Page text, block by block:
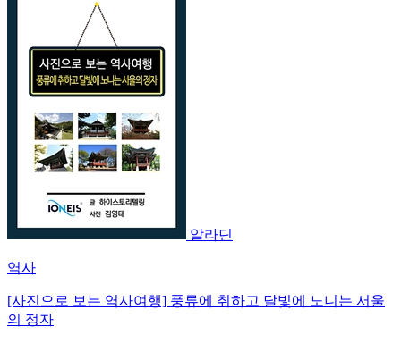
알라딘
역사
[사진으로 보는 역사여행] 풍류에 취하고 달빛에 노니는 서울
의 정자